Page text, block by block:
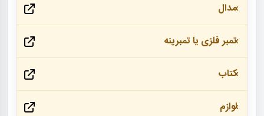
مدال
تمبر فلزی یا تمبرینه
کتاب
لوازم